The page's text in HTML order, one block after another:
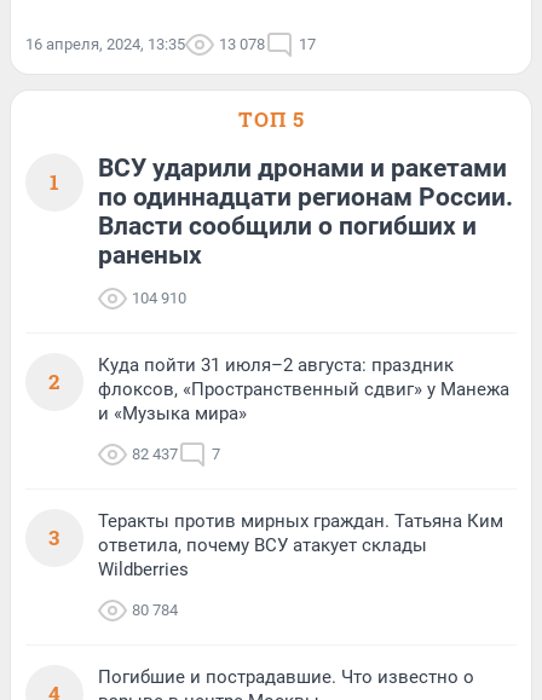
16 апреля, 2024, 13:35 13 078 17
ТОП 5
1
ВСУ ударили дронами и ракетами
по одиннадцати регионам России.
Власти сообщили о погибших и
раненых
104 910
2
Куда пойти 31 июля–2 августа: праздник
флоксов, «Пространственный сдвиг» у Манежа
и «Музыка мира»
82 437 7
3
Теракты против мирных граждан. Татьяна Ким
ответила, почему ВСУ атакует склады
Wildberries
80 784
4
Погибшие и пострадавшие. Что известно о